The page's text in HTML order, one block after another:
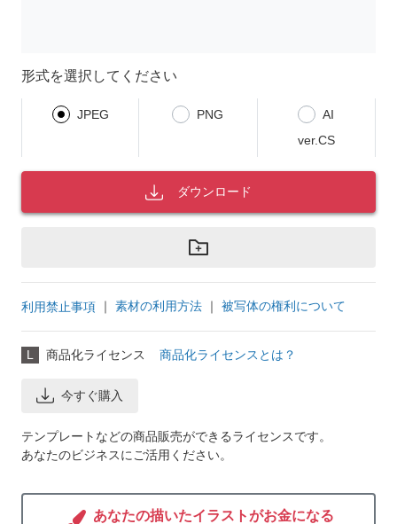
形式を選択してください
JPEG PNG
AI
ver.CS
ダウンロード
利用禁止事項 ｜ 素材の利用方法 ｜ 被写体の権利について
L 商品化ライセンス 商品化ライセンスとは？
今すぐ購入
テンプレートなどの商品販売ができるライセンスです。
あなたのビジネスにご活用ください。
あなたの描いたイラストがお金になる